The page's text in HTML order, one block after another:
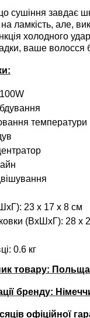
сушіння завдає
на ламкість, але,
холодного
ваше волосся
температури
23 х 17 х 8 см
(ВхШхГ): 28 х
: 0.6 кг
товару: Польща
бренду:
офіційної